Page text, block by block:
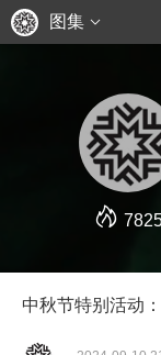
图集
中秋节特别活动